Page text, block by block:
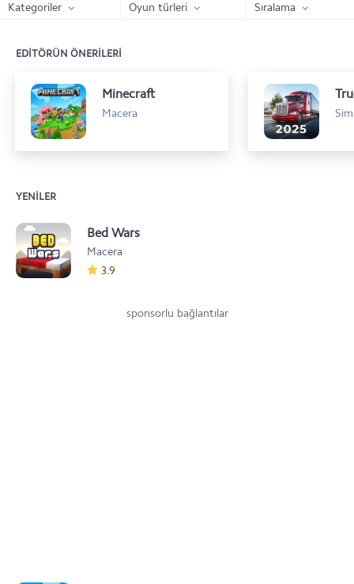
Kategoriler Oyun türleri Sıralama
EDİTÖRÜN ÖNERİLERİ
Minecraft
Macera
YENILER
Bed Wars
Macera
3.9
sponsorlu bağlantılar